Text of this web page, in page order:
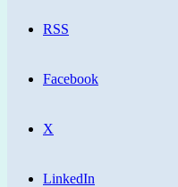
RSS
Facebook
X
LinkedIn